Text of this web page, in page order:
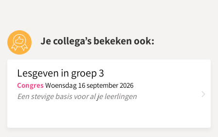
Je collega’s bekeken ook:
Lesgeven in groep 3
Congres Woensdag 16 september 2026
Een stevige basis voor al je leerlingen